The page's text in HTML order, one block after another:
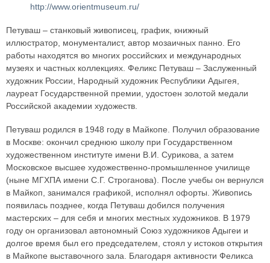
http://www.orientmuseum.ru/
Петуваш – станковый живописец, график, книжный
иллюстратор, монументалист, автор мозаичных панно. Его
работы находятся во многих российских и международных
музеях и частных коллекциях. Феликс Петуваш – Заслуженный
художник России, Народный художник Республики Адыгея,
лауреат Государственной премии, удостоен золотой медали
Российской академии художеств.
Петуваш родился в 1948 году в Майкопе. Получил образование
в Москве: окончил среднюю школу при Государственном
художественном институте имени В.И. Сурикова, а затем
Московское высшее художественно-промышленное училище
(ныне МГХПА имени С.Г. Строганова). После учебы он вернулся
в Майкоп, занимался графикой, исполнял офорты. Живопись
появилась позднее, когда Петуваш добился получения
мастерских – для себя и многих местных художников. В 1979
году он организовал автономный Союз художников Адыгеи и
долгое время был его председателем, стоял у истоков открытия
в Майкопе выставочного зала. Благодаря активности Феликса